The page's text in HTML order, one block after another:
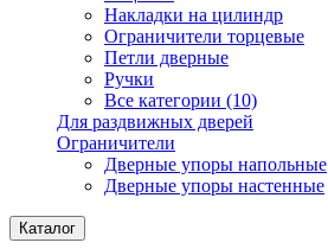
Накладки на цилиндр
Ограничители торцевые
Петли дверные
Ручки
Все категории (10)
Для раздвижных дверей
Ограничители
Дверные упоры напольные
Дверные упоры настенные
Каталог